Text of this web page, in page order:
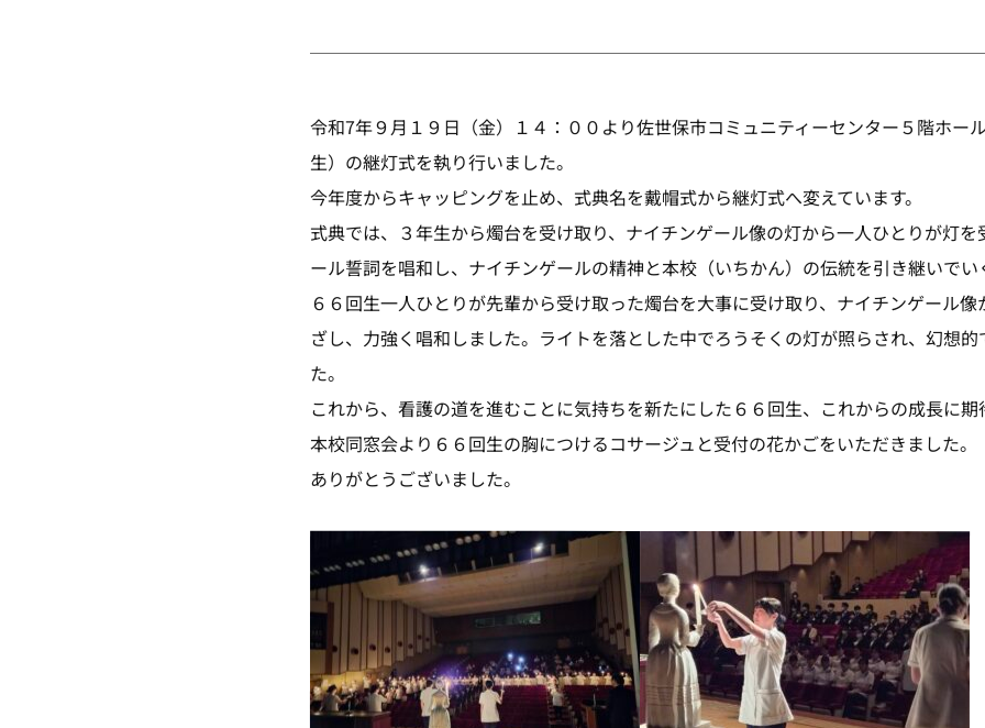
令和7年９月１９日（金）１４：００より佐世保市コミュニティーセンター５階ホー
生）の継灯式を執り行いました。
今年度からキャッピングを止め、式典名を戴帽式から継灯式へ変えています。
式典では、３年生から燭台を受け取り、ナイチンゲール像の灯から一人ひとりが灯を
ール誓詞を唱和し、ナイチンゲールの精神と本校（いちかん）の伝統を引き継いでい
６６回生一人ひとりが先輩から受け取った燭台を大事に受け取り、ナイチンゲール
ざし、力強く唱和しました。ライトを落とした中でろうそくの灯が照らされ、幻想
た。
これから、看護の道を進むことに気持ちを新たにした６６回生、これからの成長に期
本校同窓会より６６回生の胸につけるコサージュと受付の花かごをいただきました。
ありがとうございました。